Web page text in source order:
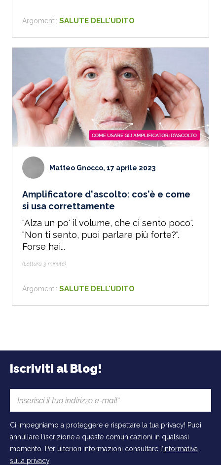
Argomenti: SALUTE DELL'UDITO
Matteo Gnocco, 17 aprile 2023
Amplificatore d'ascolto: cos'è e come
si usa correttamente
"Alza un po' il volume, che ci sento poco".
"Non ti sento, puoi parlare più forte?".
Forse hai...
(Lettura 3 minute)
Argomenti: SALUTE DELL'UDITO
Iscriviti al Blog!
Ci impegniamo a proteggere e rispettare la tua privacy! Puoi
annullare l’iscrizione a queste comunicazioni in qualsiasi
momento. Per ulteriori informazioni consultare l’informativa
sulla privacy.